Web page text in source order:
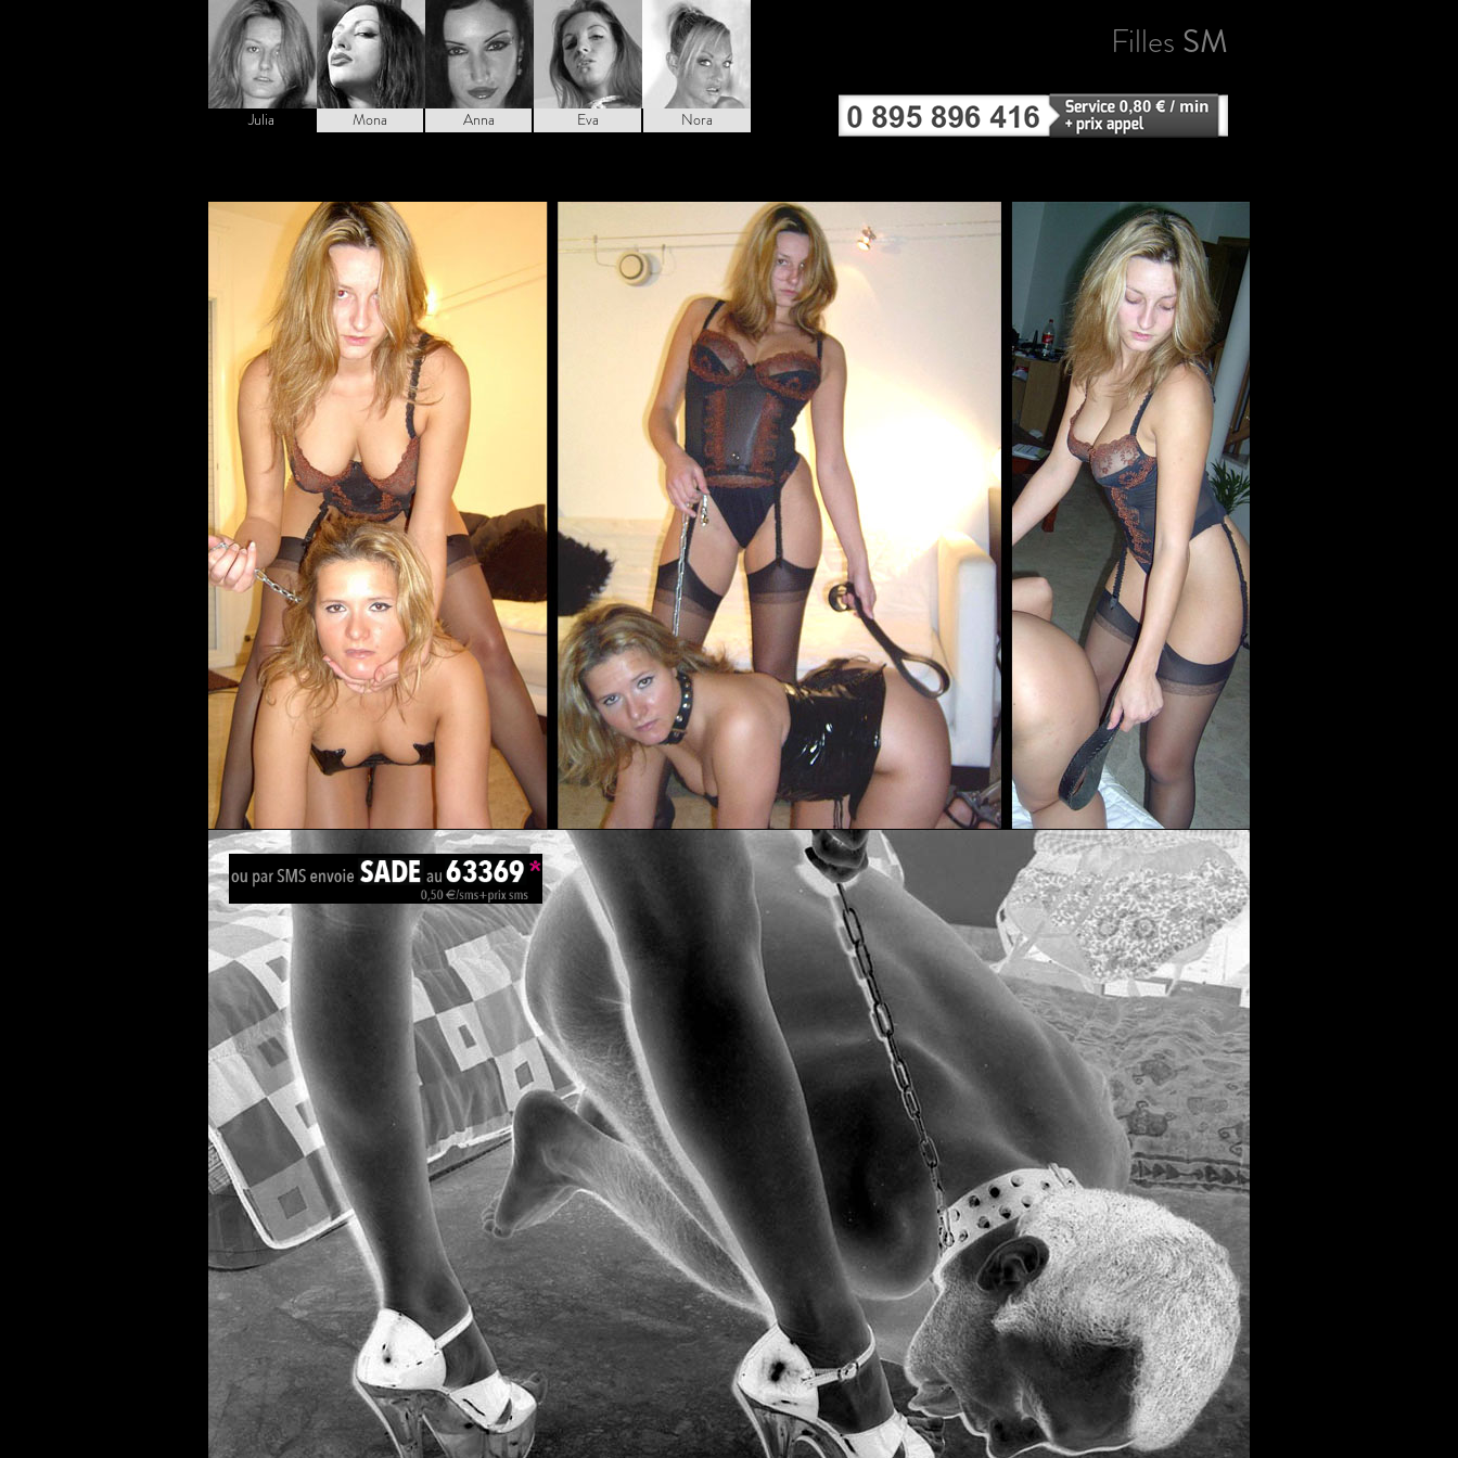
Julia Mona Anna Eva Nora
Filles SM